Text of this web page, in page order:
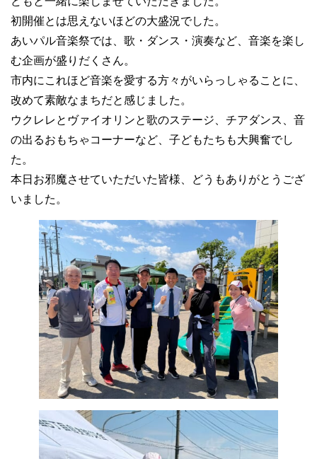
初開催とは思えないほどの大盛況でした。
あいパル音楽祭では、歌・ダンス・演奏など、音楽を楽し
む企画が盛りだくさん。
市内にこれほど音楽を愛する方々がいらっしゃることに、
改めて素敵なまちだと感じました。
ウクレレとヴァイオリンと歌のステージ、チアダンス、音
の出るおもちゃコーナーなど、子どもたちも大興奮でし
た。
本日お邪魔させていただいた皆様、どうもありがとうござ
いました。